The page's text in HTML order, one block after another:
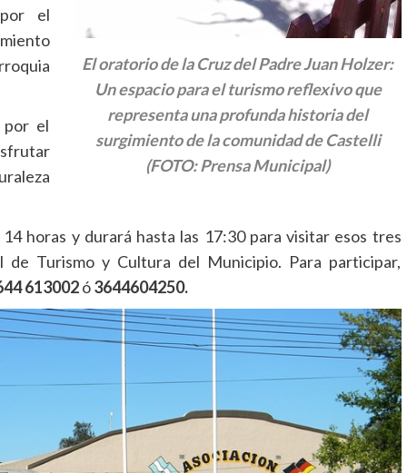
El oratorio de la Cruz del Padre Juan Holzer:
Un espacio para el turismo reflexivo que
representa una profunda historia del
surgimiento de la comunidad de Castelli
(FOTO: Prensa Municipal)
el
por el
horas y durará hasta las 17:30 para visitar esos tres
de Turismo y Cultura del Municipio. Para participar,
613002ó3644604250.